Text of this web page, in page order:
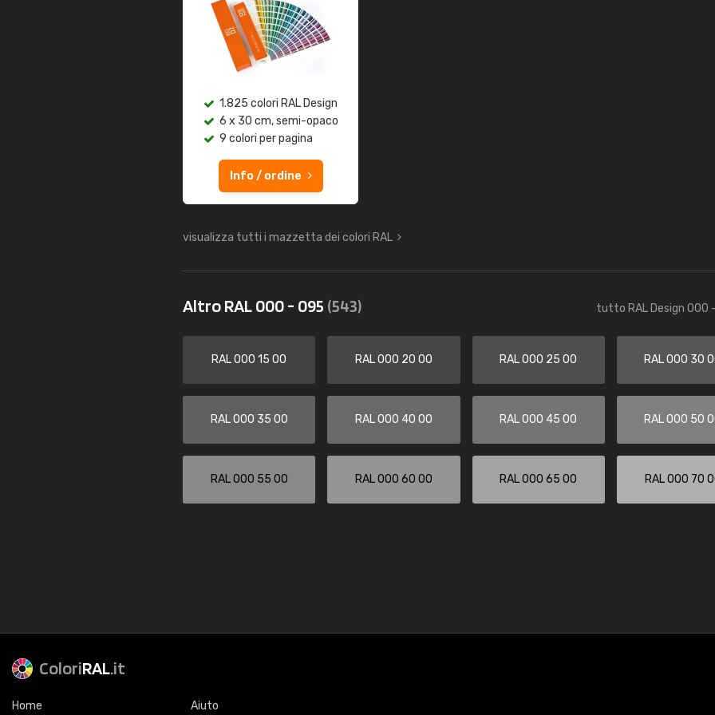
1.825 colori RAL Design
6 x 30 cm, semi-opaco
9 colori per pagina
Info / ordine
visualizza tutti i mazzetta dei colori RAL
Altro RAL 000 - 095 (543) tutto RAL Design 000
RAL 000 15 00 RAL 000 20 00 RAL 000 25 00 RAL 000 30
RAL 000 35 00 RAL 000 40 00 RAL 000 45 00 RAL 000 50
RAL 000 55 00 RAL 000 60 00 RAL 000 65 00 RAL 000 70
ColoriRAL.it
Home Aiuto